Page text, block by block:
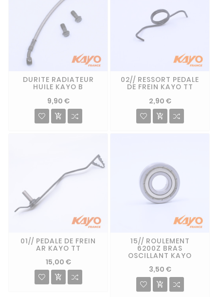
DURITE RADIATEUR
HUILE KAYO B
9,90 €

02// RESSORT PEDALE
DE FREIN KAYO TT
2,90 €

01// PEDALE DE FREIN
AR KAYO TT
15,00 €

15// ROULEMENT
6200Z BRAS
OSCILLANT KAYO
3,50 €
